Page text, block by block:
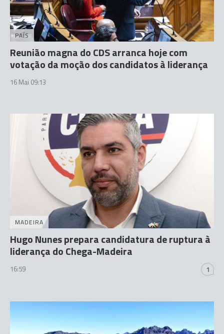
PAÍS
Reunião magna do CDS arranca hoje com
votação da moção dos candidatos à liderança
16 Mai 09:13
MADEIRA
Hugo Nunes prepara candidatura de ruptura à
liderança do Chega-Madeira
16:59 1